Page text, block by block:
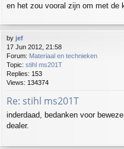
en het zou vooral zijn om met de
by jef
17 Jun 2012, 21:58
Forum: Materiaal en technieken
Topic: stihl ms201T
Replies: 153
Views: 134374
Re: stihl ms201T
inderdaad, bedanken voor
dealer.